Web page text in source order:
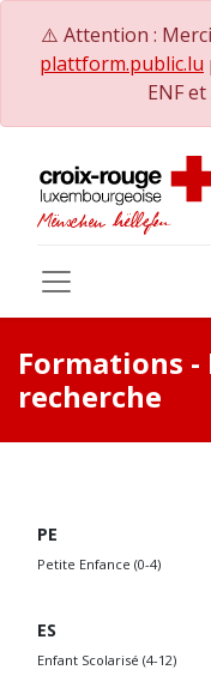
⚠️ Attention :
plattform.public.lu
ENF
Formations -
recherche
PE
Petite Enfance (0-4)
ES
Enfant Scolarisé (4-12)